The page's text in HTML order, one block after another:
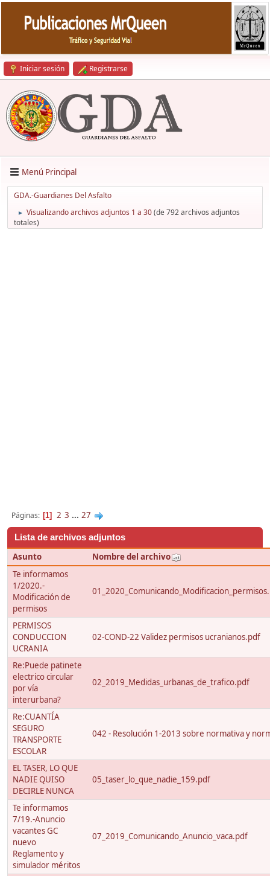
Iniciar sesión Registrarse
Menú Principal
GDA.-Guardianes Del Asfalto
► Visualizando archivos adjuntos 1 a 30(de 792 archivos adjuntos
totales)
Páginas 1 2 3 ... 27
Lista de archivos adjuntos
Asunto
Nombre del archivo
Te informamos
1/2020.-
Modificación de
permisos
PERMISOS
CONDUCCION
UCRANIA
02-COND-22 Validez permisos ucranianos.pdf
Re:Puede patinete
electrico circular
por vía
interurbana?
02_2019_Medidas_urbanas_de_trafico.pdf
Re:CUANTÍA
SEGURO
TRANSPORTE
ESCOLAR
042 - Resolución 1-2013 sobre normativa y
EL TASER, LO QUE
NADIE QUISO
DECIRLE NUNCA
05_taser_lo_que_nadie_159.pdf
Te informamos
7/19.-Anuncio
vacantes GC
nuevo
Reglamento y
simulador méritos
07_2019_Comunicando_Anuncio_vaca.pdf